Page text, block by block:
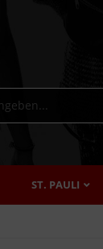
ST. PAULI